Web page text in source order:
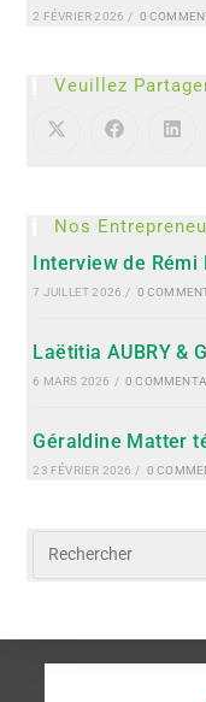
2 FÉVRIER 2026 / 0
Veuillez
Nos
Interview de
7 JUILLET 2026 / 0
Laëtitia AUBRY &
6 MARS 2026 / 0
Géraldine Matter
23 FÉVRIER 2026 / 0